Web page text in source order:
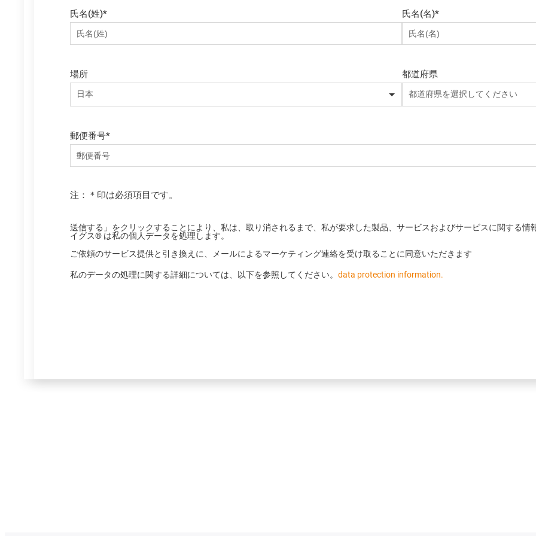
氏名(姓)* 氏名(名)*
場所 都道府県
郵便番号*
注：＊印は必須項目です。
送信する」をクリックすることにより、私は、取り消されるまで、私が要求した製品、サービスおよびサービスに関する
イグス® は私の個人データを処理します。
ご依頼のサービス提供と引き換えに、メールによるマーケティング連絡を受け取ることに同意いただきます
私のデータの処理に関する詳細については、以下を参照してください。 data protection information.